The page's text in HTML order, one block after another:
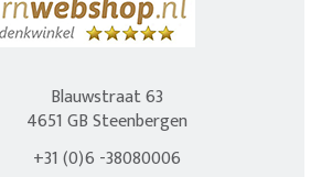
Blauwstraat 63
4651 GB Steenbergen
+31 (0)6 -38080006